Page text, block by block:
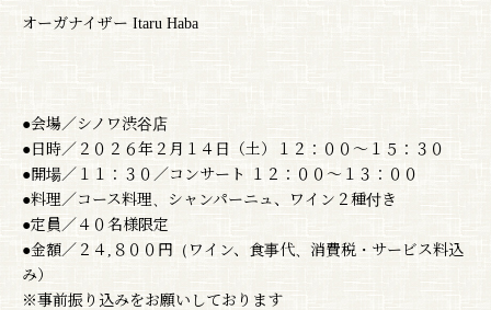
オーガナイザー Itaru Haba
●会場／シノワ渋谷店
●日時／２０２６年２月１４日（土）１２：００〜１５：３０
●開場／１１：３０／コンサート １２：００〜１３：００
●料理／コース料理、シャンパーニュ、ワイン２種付き
●定員／４０名様限定
●金額／２４,８００円（ワイン、食事代、消費税・サービス料込
み）
※事前振り込みをお願いしております